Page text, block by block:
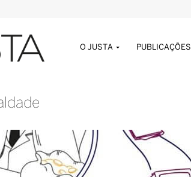
O JUSTA PUBLICAÇÕES